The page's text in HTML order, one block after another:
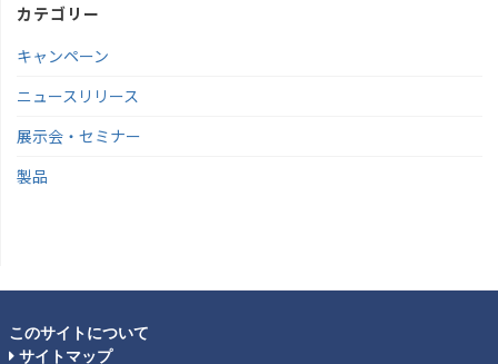
カテゴリー
キャンペーン
ニュースリリース
展示会・セミナー
製品
このサイトについて
サイトマップ